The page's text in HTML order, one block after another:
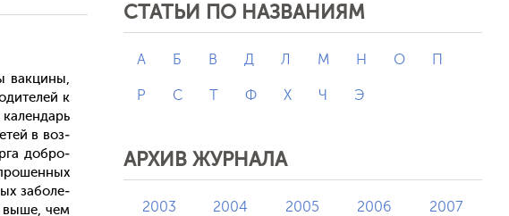
вак­ци­ны,
к
в воз­
доб­ро­
за­боле­
вы­ше, чем
СТАТЬИ ПО НАЗВАНИЯМ
А Б В Д Л М Н О П
Р С Т Ф Х Ч Э
АРХИВ ЖУРНАЛА
2003 2004 2005 2006 2007